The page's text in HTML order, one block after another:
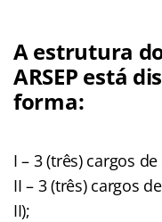
A estrutura
ARSEP está
forma:
I – 3 (três) cargos
II – 3 (três) cargos
II);